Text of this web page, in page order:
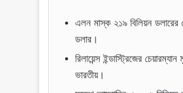
এলন মাস্ক ২১৯ বিলিয়ন ডলারের
ডলার।
রিলায়েন্স ইন্ডাস্ট্রিজের
ভারতীয়।